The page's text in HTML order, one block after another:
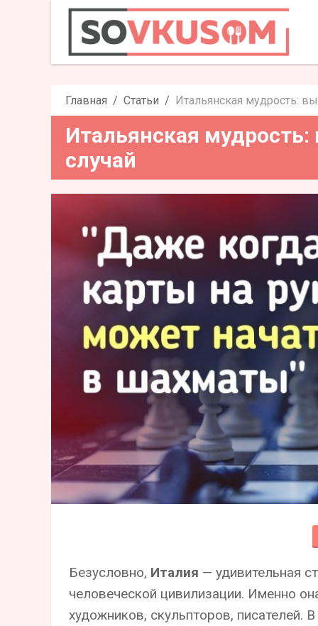
Итальянская мудрость:
Главная Статьи Итальянская мудрость:
Итальянская
случай
Безусловно, Италия — удивительная
человеческой цивилизации. Именно
художников, скульпторов, писателей.